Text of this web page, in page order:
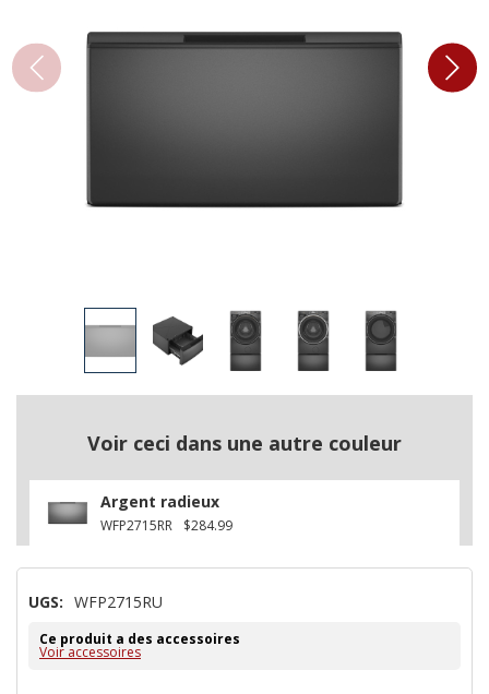
Voir ceci dans une autre couleur
Argent radieux
WFP2715RR $284.99
UGS: WFP2715RU
Ce produit a des accessoires
Voir accessoires